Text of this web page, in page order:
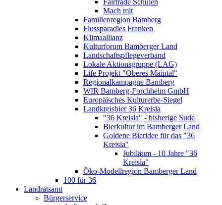
Fairtrade Schulen
Mach mit
Familienregion Bamberg
Flussparadies Franken
Klimaallianz
Kulturforum Bamberger Land
Landschaftspflegeverband
Lokale Aktionsgruppe (LAG)
Life Projekt "Oberes Maintal"
Regionalkampagne Bamberg
WIR Bamberg-Forchheim GmbH
Europäisches Kulturerbe-Siegel
Landkreisbier 36 Kreisla
"36 Kreisla" - bisherige Sude
Bierkultur im Bamberger Land
Goldene Bieridee für das "36
Kreisla"
Jubiläum - 10 Jahre "36
Kreisla"
Öko-Modellregion Bamberger Land
100 für 36
Landratsamt
Bürgerservice